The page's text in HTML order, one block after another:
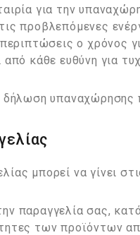
για την
προβλεπόμενες
ο χρόνος
κάθε ευθύνη για
δήλωση
μπορεί να γίνει
παραγγελία σας,
των προϊόντων